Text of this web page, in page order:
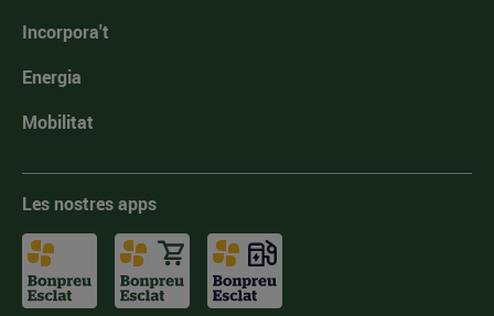
Incorpora't
Energia
Mobilitat
Les nostres apps